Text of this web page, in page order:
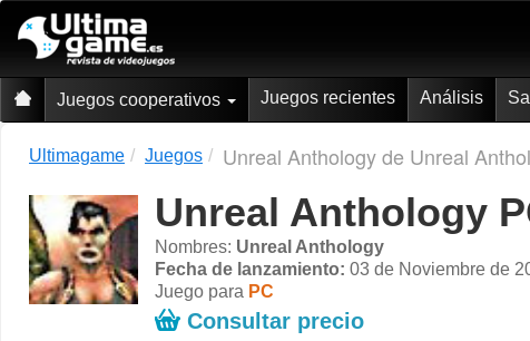
Juegos cooperativos Juegos recientes Análisis
Ultimagame Juegos Unreal Anthology de Unreal
Unreal Anthology
Nombres: Unreal Anthology
Fecha de lanzamiento: 03 de Noviembre de
Juego para PC
Consultar precio